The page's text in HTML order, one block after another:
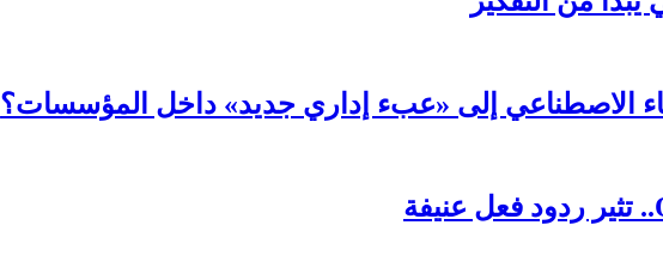
الاصطناعي إلى «عبء إداري جديد» داخل المؤسسات؟